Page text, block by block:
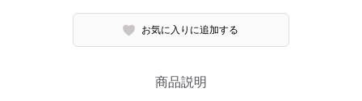
お気に入りに追加する
商品説明